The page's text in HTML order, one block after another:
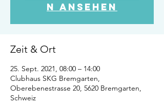
n ansehen
Zeit & Ort
25. Sept. 2021, 08:00 – 14:00
Clubhaus SKG Bremgarten,
Oberebenestrasse 20, 5620 Bremgarten,
Schweiz